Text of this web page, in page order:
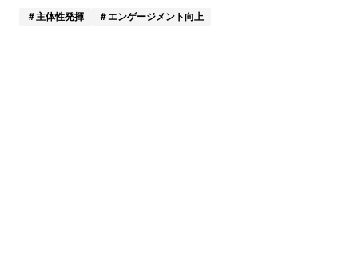
主体性発揮 エンゲージメント向上